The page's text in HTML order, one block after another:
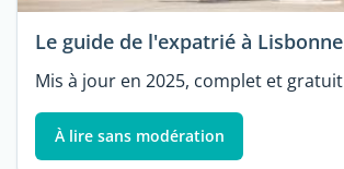
Le guide de l'expatrié à Lisbonne
Mis à jour en 2025, complet et gratuit
À lire sans modération